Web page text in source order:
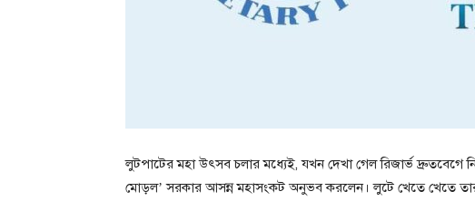
লুটপাটের মহা উৎসব চলার মধ্যেই, যখন দেখা গেল রিজার্ভ দ্রুতবেগে
মোড়ল’ সরকার আসন্ন মহাসংকট অনুভব করলেন। লুটে খেতে খেতে